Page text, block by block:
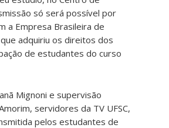
só será possível por
a Empresa Brasileira de
que adquiriu os direitos dos
de estudantes do curso
Mignoni e supervisão
servidores da TV UFSC,
pelos estudantes de